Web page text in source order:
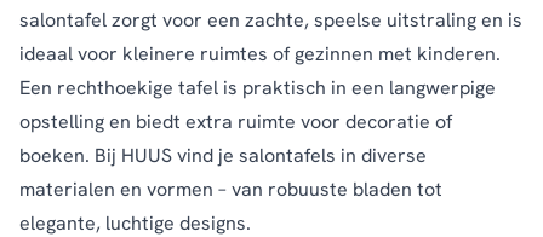
salontafel zorgt voor een zachte, speelse uitstraling en is
ideaal voor kleinere ruimtes of gezinnen met kinderen.
Een rechthoekige tafel is praktisch in een langwerpige
opstelling en biedt extra ruimte voor decoratie of
boeken. Bij HUUS vind je salontafels in diverse
materialen en vormen – van robuuste bladen tot
elegante, luchtige designs.